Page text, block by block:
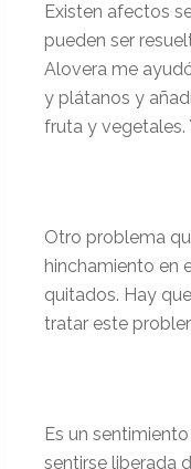
Existen afectos
pueden ser
Alovera me
y plátanos y
fruta y vegetales.
Otro problema
hinchamiento en
quitados. Hay
tratar este
Es un
sentirse liberada